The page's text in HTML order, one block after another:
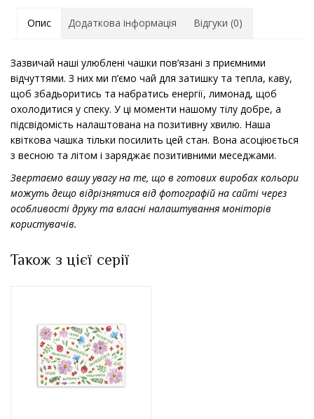
Опис Додаткова інформація Відгуки (0)
Зазвичай наші улюблені чашки пов’язані з приємними
відчуттями. З них ми п’ємо чай для затишку та тепла, каву,
щоб збадьоритись та набратись енергії, лимонад, щоб
охолодитися у спеку. У ці моменти нашому тілу добре, а
підсвідомість налаштована на позитивну хвилю. Наша
квіткова чашка тільки посилить цей стан. Вона асоціюється
з весною та літом і заряджає позитивними меседжами.
Звертаємо вашу увагу на те, що в готових виробах кольори
можуть дещо відрізнятися від фотографій на сайті через
особливості друку та власні налаштування моніторів
користувачів.
Також з цієї серії